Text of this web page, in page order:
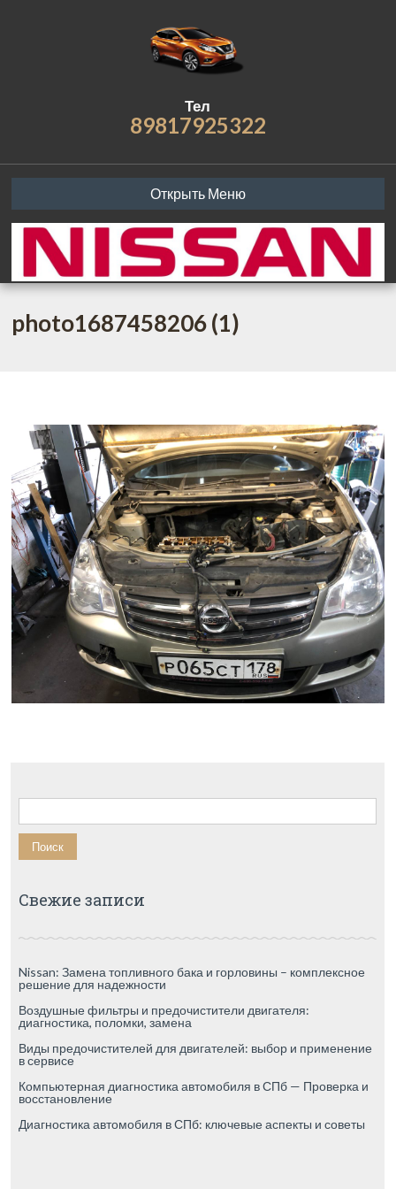
Тел
89817925322
Открыть Меню
photo1687458206 (1)
Найти:
Свежие записи
Nissan: Замена топливного бака и горловины – комплексное
решение для надежности
Воздушные фильтры и предочистители двигателя:
диагностика, поломки, замена
Виды предочистителей для двигателей: выбор и применение
в сервисе
Компьютерная диагностика автомобиля в СПб — Проверка и
восстановление
Диагностика автомобиля в СПб: ключевые аспекты и советы